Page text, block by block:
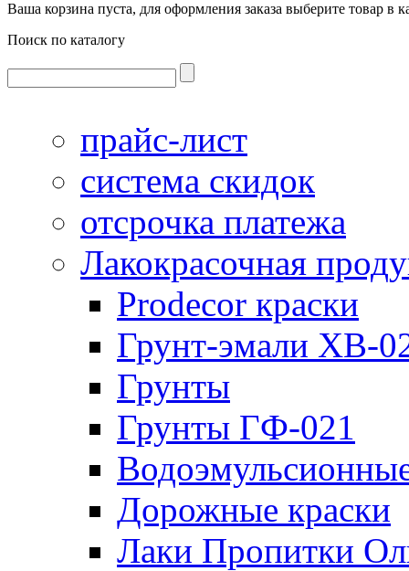
Ваша корзина пуста, для оформления заказа выберите товар в
Поиск по каталогу
прайс-лист
система скидок
отсрочка платежа
Лакокрасочная
Prodecor краски
Грунт-эмали ХВ-
Грунты
Грунты ГФ-021
Дорожные краски
Лаки Пропитки